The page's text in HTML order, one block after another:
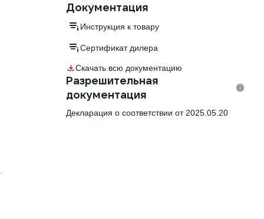
Документация
Инструкция к товару
Сертификат дилера
Скачать всю документацию
Разрешительная
документация
Декларация о соответствии от 2025.05.20